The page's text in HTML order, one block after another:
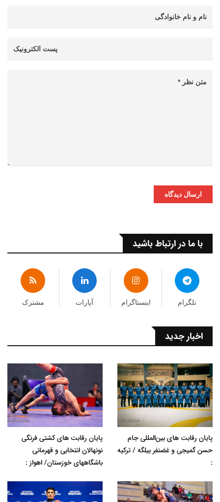
ارسال دیدگاه
با ما در ارتباط باشید
تلگرام اینستاگرام آپارات مشترک
اخبار جدید
پایان رقابت های بین‌المللی جام
حسن گمیجی و غضنفر بیلگه / ترکیه
:
پایان رقابت های کشتی فرنگی
نونهالان انتخابی و قهرمانی
باشگاههای خوزستان/ اهواز :